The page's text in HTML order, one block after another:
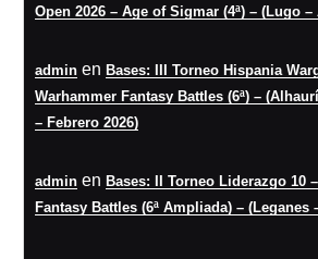
Open 2026 – Age of Sigmar (4ª) – (Lugo –
admin en Bases: III Torneo Hispania
Warhammer Fantasy Battles (6ª) –
– Febrero 2026)
admin en Bases: II Torneo Liderazgo 10
Fantasy Battles (6ª Ampliada) – (Leganes